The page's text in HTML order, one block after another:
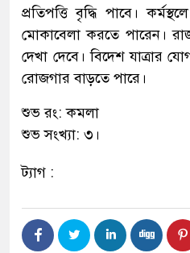
প্রতিপত্তি বৃদ্ধি পাবে।
মোকাবেলা করতে পারেন।
দেখা দেবে। বিদেশ যাত্রার
রোজগার বাড়তে পারে।
শুভ রং: কমলা
শুভ সংখ্যা: ৩।
ট্যাগ :